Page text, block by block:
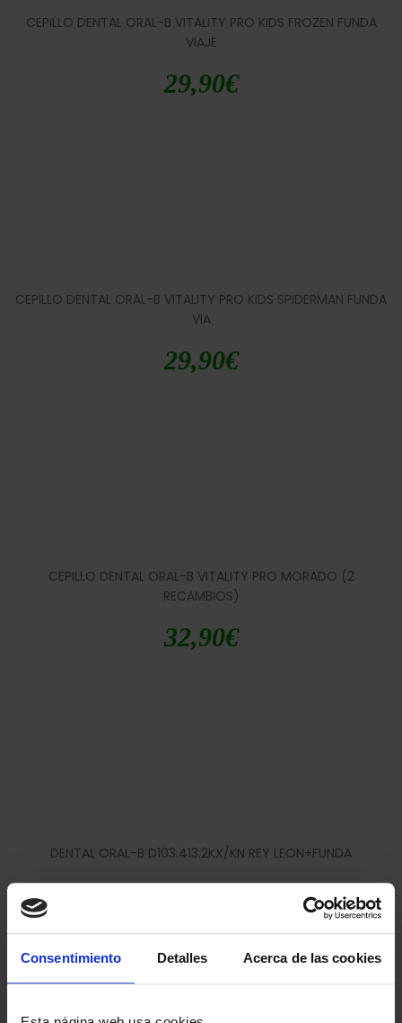
Consentimiento Detalles Acerca de las cookies
CEPILLO DENTAL ORAL-B VITALITY PRO KIDS FROZEN FUNDA
VIAJE
29,90€
CEPILLO DENTAL ORAL-B VITALITY PRO KIDS SPIDERMAN FUNDA
VIA
29,90€
CEPILLO DENTAL ORAL-B VITALITY PRO MORADO (2
RECAMBIOS)
32,90€
DENTAL ORAL-B D103.413.2KX/KN REY LEON+FUNDA
29,90€